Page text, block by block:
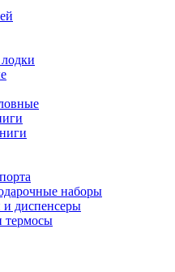
наборы
диспенсеры
термосы